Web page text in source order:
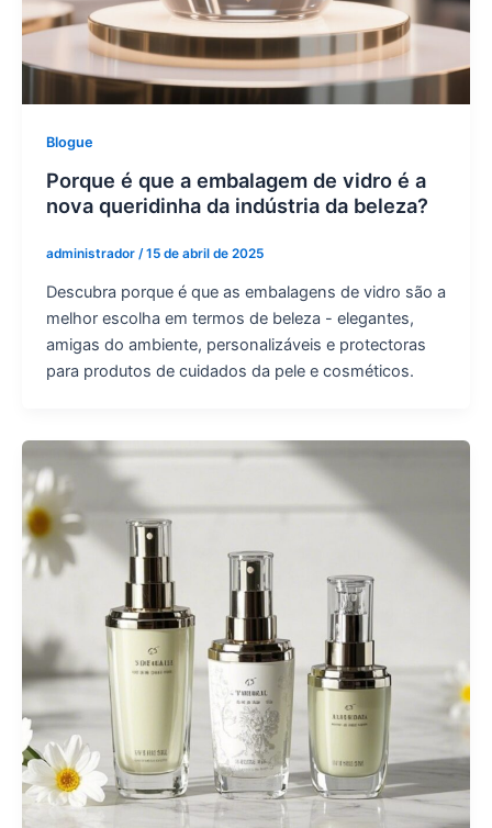
Blogue
Porque é que a embalagem de vidro é a
nova queridinha da indústria da beleza?
administrador /15 de abril de 2025
Descubra porque é que as embalagens de vidro são a
melhor escolha em termos de beleza - elegantes,
amigas do ambiente, personalizáveis e protectoras
para produtos de cuidados da pele e cosméticos.